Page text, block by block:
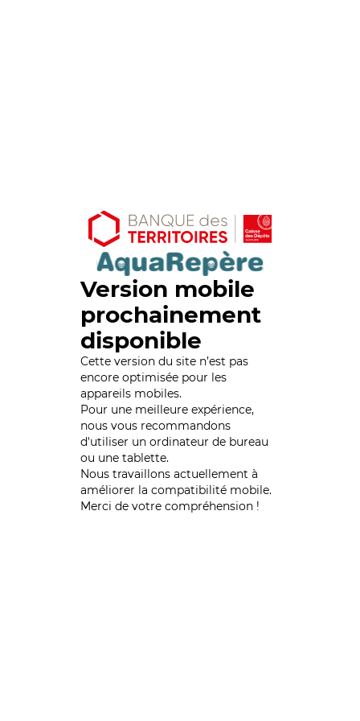
Version mobile
prochainement
disponible
Cette version du site n’est pas
encore optimisée pour les
appareils mobiles.
Pour une meilleure expérience,
nous vous recommandons
d'utiliser un ordinateur de bureau
ou une tablette.
Nous travaillons actuellement à
améliorer la compatibilité mobile.
Merci de votre compréhension !